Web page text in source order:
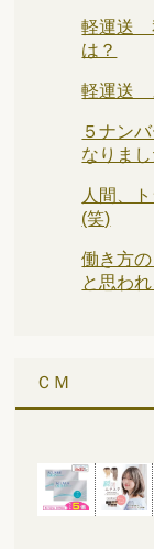
軽運送
は？
軽運送
５ナン
なりまし
人間、
(笑)
働き方
と思わ
ＣＭ